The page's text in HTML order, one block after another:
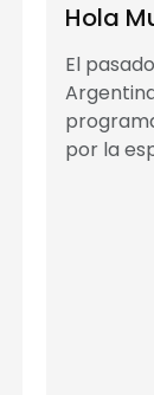
Hola
El
por la